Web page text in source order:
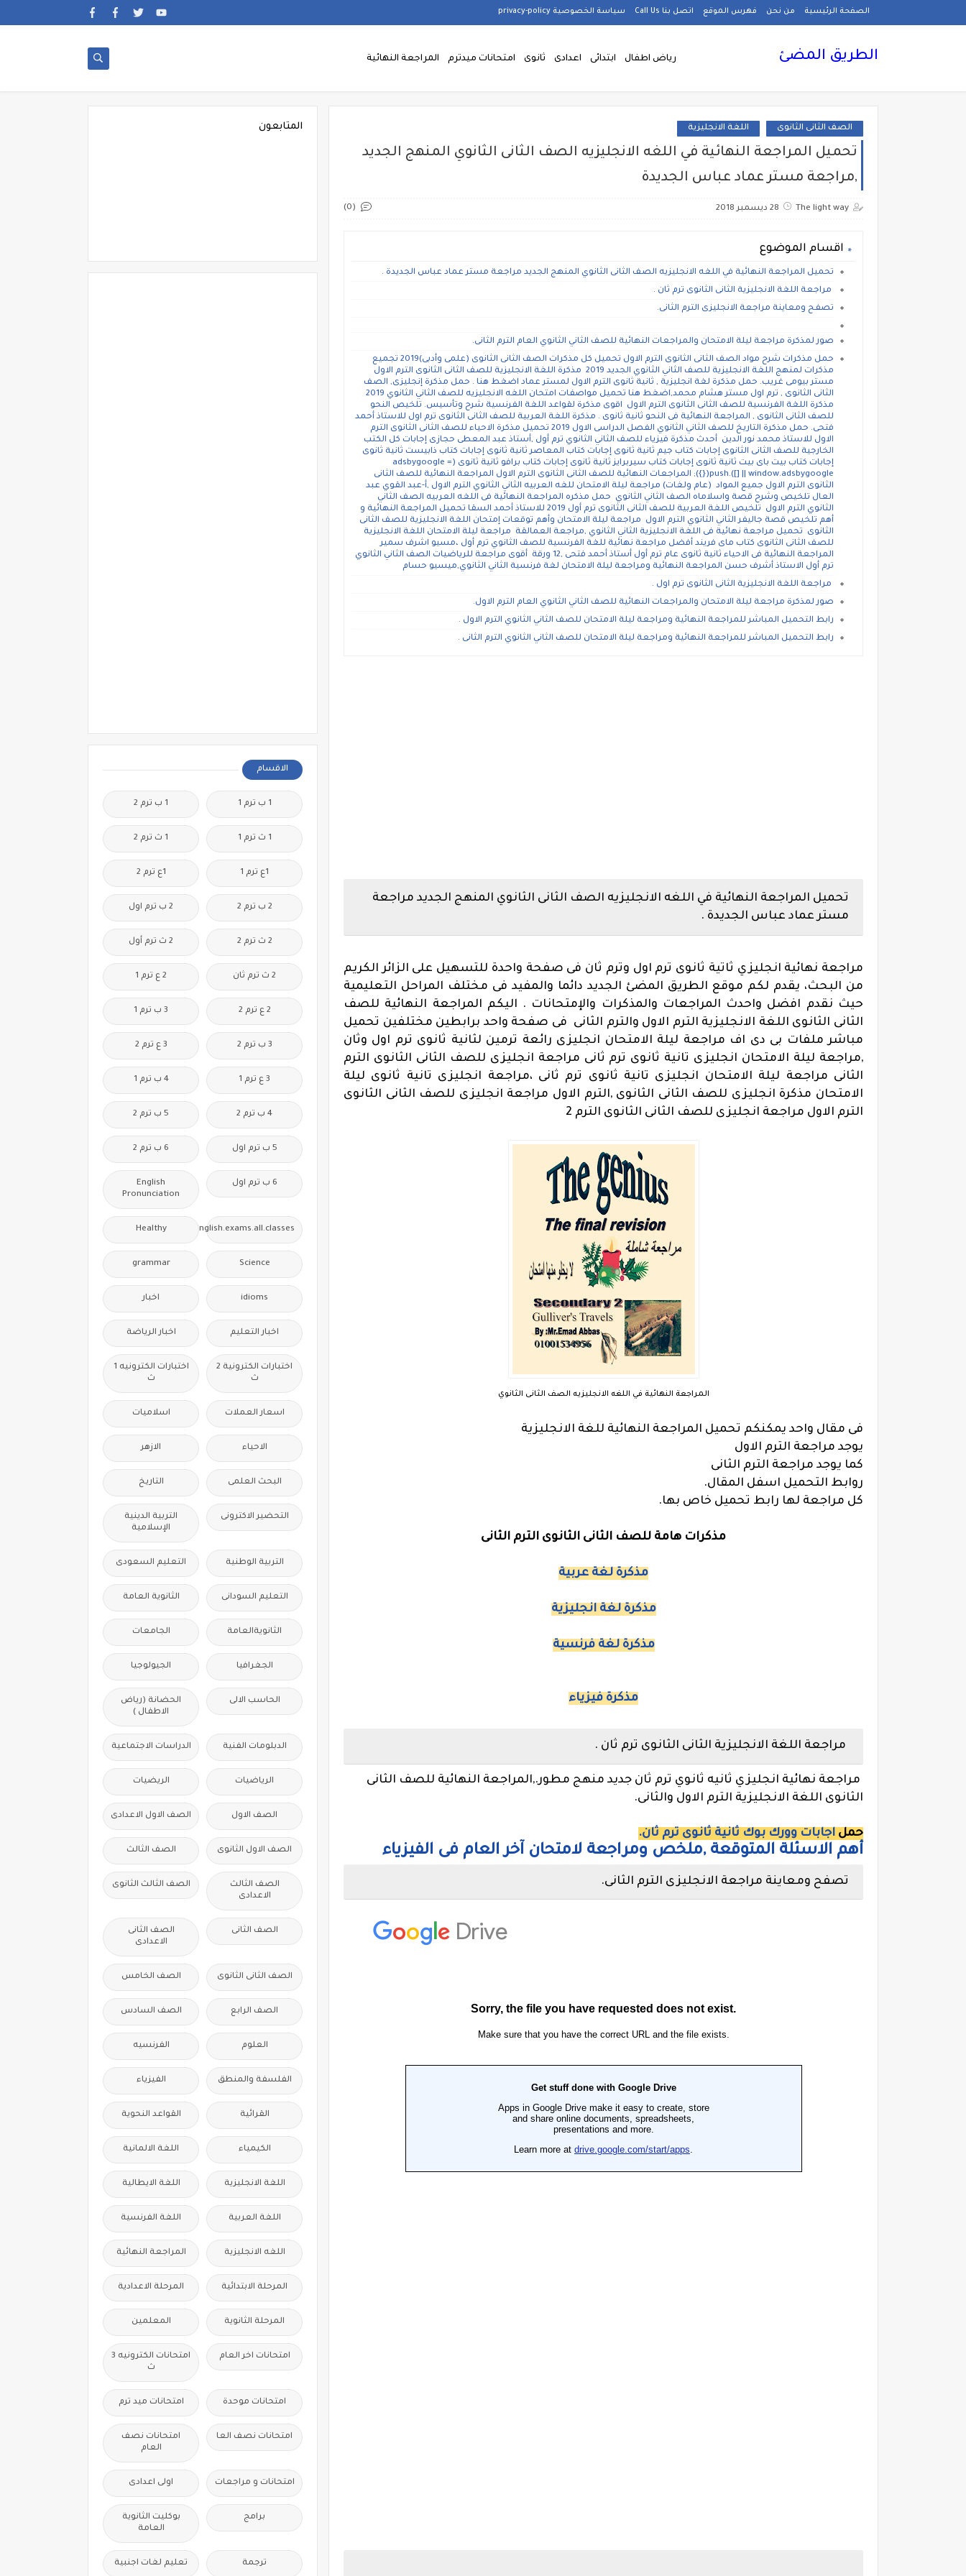
الصفحة الرئيسية من نحن فهرس الموقع اتصل بنا Call Us سياسة الخصوصية privacy-policy
الطريق المضئ رياض اطفال ابتدائى اعدادى ثانوى امتحانات ميدترم المراجعة النهائية
الصف الثانى الثانوى اللغة الانجليزية
تحميل المراجعة النهائية في اللغه الانجليزيه الصف الثانى الثانوي المنهج الجديد
,مراجعة مستر عماد عباس الجديدة
The light way 28 ديسمبر 2018 (0)
اقسام الموضوع
تحميل المراجعة النهائية في اللغه الانجليزيه الصف الثانى الثانوي المنهج الجديد مراجعة مستر عماد عباس الجديدة .
مراجعة اللغة الانجليزية الثانى الثانوى ترم ثان .
تصفح ومعاينة مراجعة الانجليزى الترم الثانى.
صور لمذكرة مراجعة ليلة الامتحان والمراجعات النهائية للصف الثاني الثانوي العام الترم الثانى.
حمل مذكرات شرح مواد الصف الثانى الثانوى الترم الاول تحميل كل مذكرات الصف الثانى الثانوى (علمى وأدبى)2019 تجميع
مذكرات لمنهج اللغة الانجليزية للصف الثاني الثانوي الجديد 2019 مذكرة اللغة الانجليزية للصف الثانى الثانوى الترم الاول
مستر بيومى غريب. حمل مذكرة لغة انجليزية , ثانية ثانوى الترم الاول لمستر عماد اضغط هنا . حمل مذكرة إنجليزى, الصف
الثانى الثانوى , ترم اول مستر هشام محمد,اضغط هنا تحميل مواصفات امتحان اللغه الانجليزيه للصف الثاني الثانوي 2019
مذكرة اللغة الفرنسية للصف الثانى الثانوى الترم الاول اقوى مذكرة لقواعد اللغة الفرنسية شرح وتأسيس. تلخيص النحو
للصف الثانى الثانوى , المراجعة النهائية فى النحو ثانية ثانوى . مذكرة اللغة العربية للصف الثانى الثانوى ترم اول للاستاذ أحمد
فتحى. حمل مذكرة التاريخ للصف الثاني الثانوي الفصل الدراسى الاول 2019 تحميل مذكرة الاحياء للصف الثانى الثانوى الترم
الاول للاستاذ محمد نور الدين أحدث مذكرة فيزياء للصف الثاني الثانوي ترم أول ,أستاذ عبد المعطى حجازى إجابات كل الكتب
الخارجية للصف الثانى الثانوى إجابات كتاب جيم ثانية ثانوى إجابات كتاب المعاصر ثانية ثانوى إجابات كتاب ذابيست ثانية ثانوى
إجابات كتاب بيت باى بيت ثانية ثانوى إجابات كتاب سيربرايز ثانية ثانوى إجابات كتاب برافو ثانية ثانوى (adsbygoogle =
window.adsbygoogle || []).push({}); المراجعات النهائية للصف الثانى الثانوى الترم الاول المراجعة النهائية للصف الثانى
الثانوى الترم الاول جميع المواد (عام ولغات) مراجعة ليلة الامتحان للغه العربيه الثاني الثانوي الترم الاول ,أ-عبد القوي عبد
العال تلخيص وشرح قصة واسلاماه الصف الثاني الثانوي حمل مذكره المراجعة النهائية فى اللغه العربيه الصف الثاني
الثانوي الترم الاول تلخيص اللغة العربية للصف الثانى الثانوى ترم أول 2019 للاستاذ أحمد السقا تحميل المراجعة النهائية و
أهم تلخيص قصة جاليفر الثاني الثانوي الترم الاول مراجعة ليلة الامتحان وأهم توقعات إمتحان اللغة الانجليزية للصف الثانى
الثانوى تحميل مراجعة نهائية فى اللغة الانجليزية الثاني الثانوي ,مراجعة العمالقة مراجعة ليلة الامتحان اللغة الانجليزية
للصف الثانى الثانوى كتاب ماى فريند أفضل مراجعة نهائية للغة الفرنسية للصف الثانوي ترم أول ،مسيو اشرف سمير
المراجعة النهائية فى الاحياء ثانية ثانوى عام ترم أول أستاذ أحمد فتحى ,12 ورقة أقوى مراجعة للرياضيات الصف الثاني الثانوي
ترم أول الاستاذ أشرف حسن المراجعة النهائية ومراجعة ليلة الامتحان لغة فرنسية الثاني الثانوي,ميسيو حسام
مراجعة اللغة الانجليزية الثانى الثانوى ترم اول .
صور لمذكرة مراجعة ليلة الامتحان والمراجعات النهائية للصف الثاني الثانوي العام الترم الاول.
رابط التحميل المباشر للمراجعة النهائية ومراجعة ليلة الامتحان للصف الثاني الثانوي الترم الاول .
رابط التحميل المباشر للمراجعة النهائية ومراجعة ليلة الامتحان للصف الثاني الثانوي الترم الثانى .
تحميل المراجعة النهائية في اللغه الانجليزيه الصف الثانى الثانوي المنهج الجديد مراجعة
مستر عماد عباس الجديدة .
مراجعة نهائية انجليزي ثاتية ثانوى ترم اول وترم ثان فى صفحة واحدة للتسهيل على الزائر الكريم
من البحث، يقدم لكم موقع الطريق المضئ الجديد دائما والمفيد فى مختلف المراحل التعليمية
حيث نقدم افضل واحدث المراجعات والمذكرات والإمتحانات . اليكم المراجعة النهائية للصف
الثانى الثانوى اللغة الانجليزية الترم الاول والترم الثانى فى صفحة واحد برابطين مختلفين تحميل
مباشر ملفات بى دى اف مراجعة ليلة الامتحان انجليزى رائعة ترمين لثانية ثانوى ترم اول وثان
,مراجعة ليلة الامتحان انجليزى تانية ثانوى ترم ثانى مراجعة انجليزى للصف الثانى الثانوى الترم
الثانى مراجعة ليلة الامتحان انجليزى تانية ثانوى ترم ثانى ،مراجعة انجليزى تانية ثانوى ليلة
الامتحان مذكرة انجليزى للصف الثانى الثانوى ,الترم الاول مراجعة انجليزى للصف الثانى الثانوى
الترم الاول مراجعة انجليزى للصف الثانى الثانوى الترم 2
المراجعة النهائية في اللغه الانجليزيه الصف الثانى الثانوي
فى مقال واحد يمكنكم تحميل المراجعة النهائية للغة الانجليزية
يوجد مراجعة الترم الاول
كما يوجد مراجعة الترم الثانى
روابط التحميل اسفل المقال.
كل مراجعة لها رابط تحميل خاص بها.
مذكرات هامة للصف الثانى الثانوى الترم الثانى
مذكرة لغة عربية
مذكرة لغة انجليزية
مذكرة لغة فرنسية
مذكرة فيزياء
مراجعة اللغة الانجليزية الثانى الثانوى ترم ثان .
مراجعة نهائية انجليزي ثانيه ثانوي ترم ثان جديد منهج مطور.,المراجعة النهائية للصف الثانى
الثانوى اللغة الانجليزية الترم الاول والثانى.
حمل اجابات وورك بوك ثانية ثانوى ترم ثان.
أهم الاسئلة المتوقعة ,ملخص ومراجعة لامتحان آخر العام فى الفيزياء
تصفح ومعاينة مراجعة الانجليزى الترم الثانى.
المتابعون
الاقسام
1 ب ترم 1 1 ب ترم 2
1 ث ترم 1 1 ث ترم 2
1ع ترم 1 1ع ترم 2
2 ب ترم 2 2 ب ترم اول
2 ث ترم 2 2 ث ترم أول
2 ث ترم ثان 2 ع ترم 1
2 ع ترم 2 3 ب ترم 1
3 ب ترم 2 3 ع ترم 2
3 ع ترم 1 4 ب ترم 1
4 ب ترم 2 5 ب ترم 2
5 ب ترم اول 6 ب ترم 2
6 ب ترم اول
English
Pronunciation
Free.English.exams.all.classes
Healthy
Science
grammar
idioms اخبار
اخبار التعليم اخبار الرياضة
اختبارات الكترونية 2
ث
اختبارات الكترونيه 1
ث
اسعار العملات اسلاميات
الاحياء الازهر
البحث العلمى التاريخ
التحضير الاكترونى
التربية الدينية
الإسلامية
التربية الوطنية التعليم السعودى
التعليم السودانى الثانوية العامة
الثانويةالعامة الجامعات
الجغرافيا الجيولوجيا
الحاسب الالى
الحضانة (رياض
الاطفال )
الدبلومات الفنية الدراسات الاجتماعية
الرياضيات الريضيات
الصف الاول الصف الاول الاعدادى
الصف الاول الثانوى الصف الثالث
الصف الثالث
الاعدادى
الصف الثالث الثانوى
الصف الثانى
الصف الثانى
الاعدادى
الصف الثانى الثانوى الصف الخامس
الصف الرابع الصف السادس
العلوم الفرنسيه
الفلسفة والمنطق الفيزياء
القرائية القواعد النحوية
الكيمياء اللغة الالمانية
اللغة الانجليزية اللغة الايطالية
اللغة العربية اللغة الفرنسية
اللغه الانجليزية المراجعة النهائية
المرحلة الابتدائية المرحلة الاعدادية
المرحلة الثانوية المعلمين
امتحانات اخر العام
امتحانات الكترونيه 3
ث
امتحانات موحدة امتحانات ميد ترم
امتحانات نصف العا
امتحانات نصف
العام
امتحانات و مراجعات اولى اعدادى
برامج
بوكليت الثانوية
العامة
ترجمة تعليم لغات اجنبية